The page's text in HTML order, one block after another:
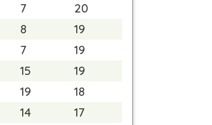
7
20
8
19
7
19
15
19
19
18
14
17